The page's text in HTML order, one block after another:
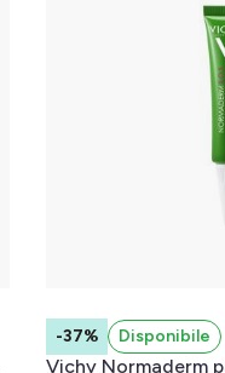
-37% Disponibile
Vichy Normaderm